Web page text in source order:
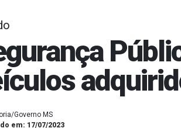
Governo MS
em: 17/07/2023